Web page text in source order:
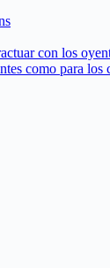
con los
como para los